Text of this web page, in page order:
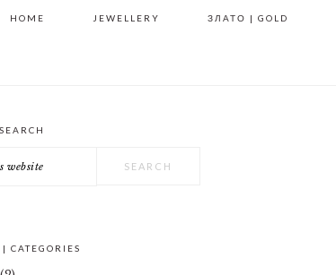
HOME JEWELLERY ЗЛАТО | GOLD